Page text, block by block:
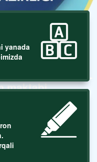
tumani 288-
maktabi
yanada